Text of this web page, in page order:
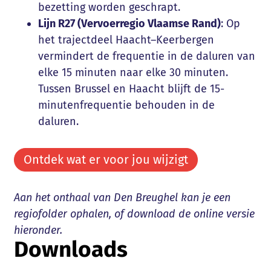
bezetting worden geschrapt.
Lijn R27 (Vervoerregio Vlaamse Rand): Op
het trajectdeel Haacht–Keerbergen
vermindert de frequentie in de daluren van
elke 15 minuten naar elke 30 minuten.
Tussen Brussel en Haacht blijft de 15-
minutenfrequentie behouden in de
daluren.
Ontdek wat er voor jou wijzigt
Aan het onthaal van Den Breughel kan je een
regiofolder ophalen, of download de online versie
hieronder.
Downloads